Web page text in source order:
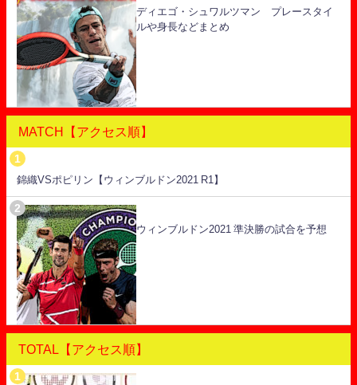
ディエゴ・シュワルツマン プレースタイ
ルや身長などまとめ
MATCH【アクセス順】
錦織VSポピリン【ウィンブルドン2021 R1】
ウィンブルドン2021 準決勝の試合を予想
TOTAL【アクセス順】